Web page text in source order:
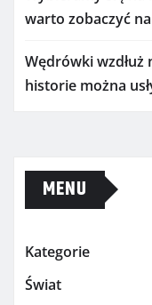
warto zobaczyć
Wędrówki wzdłuż
historie można
MENU
Kategorie
Świat